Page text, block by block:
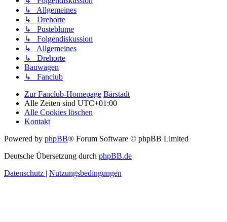
↳ Allgemeines
↳ Drehorte
↳ Pusteblume
↳ Folgendiskussion
↳ Allgemeines
↳ Drehorte
Bauwagen
↳ Fanclub
Zur Fanclub-Homepage Bärstadt
Alle Zeiten sind UTC+01:00
Alle Cookies löschen
Kontakt
Powered by phpBB® Forum Software © phpBB Limited
Deutsche Übersetzung durch phpBB.de
Datenschutz
Nutzungsbedingungen